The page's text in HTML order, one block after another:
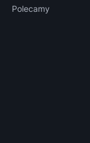
Polecamy